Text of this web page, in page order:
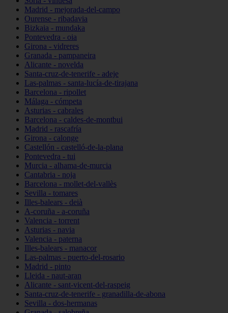
Madrid - mejorada-del-campo
Ourense - ribadavia
Bizkaia - mundaka
Pontevedra - oia
Girona - vidreres
Granada - pampaneira
Alicante - novelda
Santa-cruz-de-tenerife - adeje
Las-palmas - santa-lucía-de-tirajana
Barcelona - ripollet
Málaga - cómpeta
Asturias - cabrales
Barcelona - caldes-de-montbui
Madrid - rascafría
Girona - calonge
Castellón - castelló-de-la-plana
Pontevedra - tui
Murcia - alhama-de-murcia
Cantabria - noja
Barcelona - mollet-del-vallès
Sevilla - tomares
Illes-balears - deià
A-coruña - a-coruña
Valencia - torrent
Asturias - navia
Valencia - paterna
Illes-balears - manacor
Las-palmas - puerto-del-rosario
Madrid - pinto
Lleida - naut-aran
Alicante - sant-vicent-del-raspeig
Santa-cruz-de-tenerife - granadilla-de-abona
Sevilla - dos-hermanas